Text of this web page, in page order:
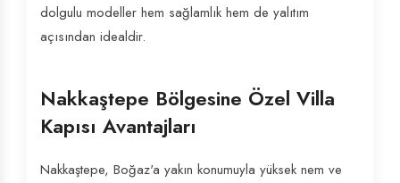
dolgulu modeller hem sağlamlık hem de yalıtım
açısından idealdir.
Nakkaştepe Bölgesine Özel Villa
Kapısı Avantajları
Nakkaştepe, Boğaz'a yakın konumuyla yüksek nem ve